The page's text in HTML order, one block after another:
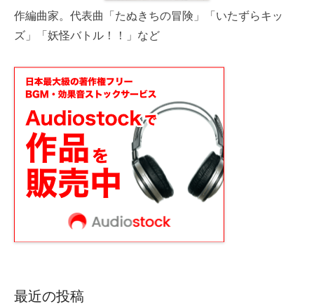
作編曲家。代表曲「たぬきちの冒険」「いたずらキッ
ズ」「妖怪バトル！！」など
最近の投稿